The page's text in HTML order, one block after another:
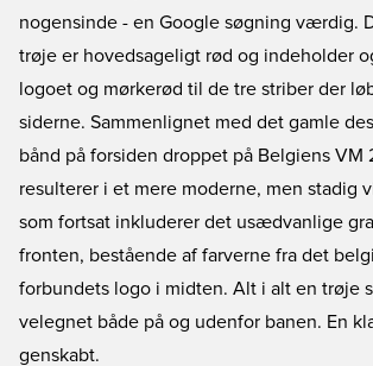
nogensinde - en Google søgning værdig.
trøje er hovedsageligt rød og indeholder
logoet og mørkerød til de tre striber der
siderne. Sammenlignet med det gamle
bånd på forsiden droppet på Belgiens VM
resulterer i et mere moderne, men stadig
som fortsat inkluderer det usædvanlige
fronten, bestående af farverne fra det
forbundets logo i midten. Alt i alt en trøje
velegnet både på og udenfor banen. En
genskabt.